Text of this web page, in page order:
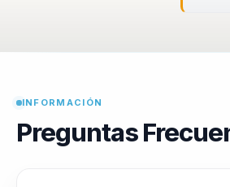
INFORMACIÓN
Preguntas